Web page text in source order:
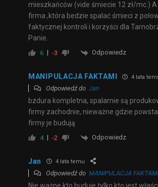
mieszkańców (vide śmiecie 12 zł/mc.)
firma ,która bedzie spalać śmieci z
faktycznej kontroli i korzyści dla
Panie.
6 -3 Odpowiedz
MANIPULACJA FAKTAMI 4 lata
Odpowiedź do Jan
bzdura kompletna, spalarnie są
firmy zachodnie, nieważne gdzie
firmy je budują
4 -2 Odpowiedz
Jan 4 lata temu
Odpowiedź do MANIPULACJA
Nie ważne kto buduje,tylko kto jest